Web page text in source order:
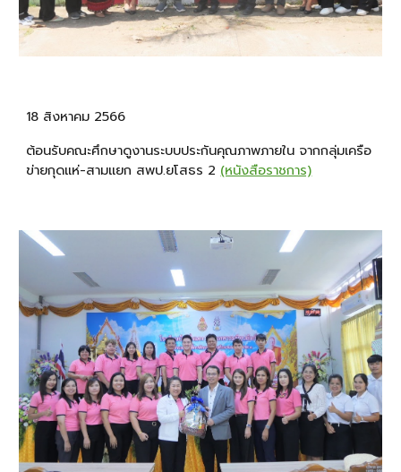
18 สิงหาคม 2566
ต้อนรับคณะศึกษาดูงานระบบประกันคุณภาพภายใน จากกลุ่มเครือ
ข่ายกุดแห่-สามแยก สพป.ยโสธร 2(หนังสือราชการ)